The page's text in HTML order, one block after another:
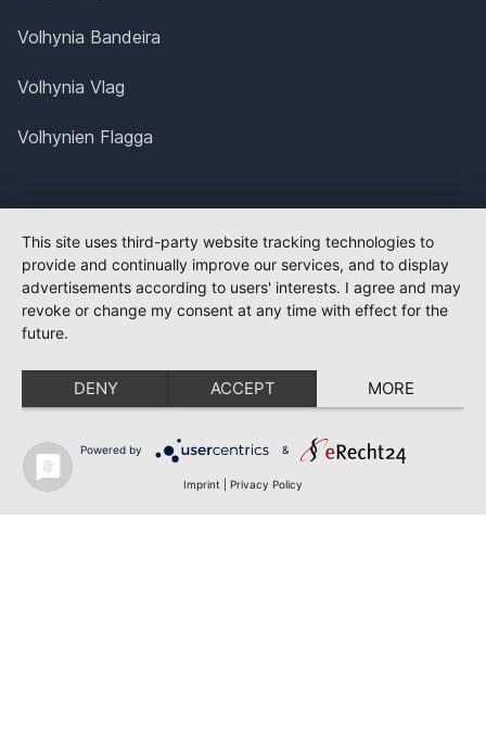
Volhynia Bandeira
Volhynia Vlag
Volhynien Flagga
This site uses third-party website tracking technologies to
provide and continually improve our services, and to display
advertisements according to users' interests. I agree and may
revoke or change my consent at any time with effect for the
future.
DENY ACCEPT MORE
Powered by &
Imprint Privacy Policy